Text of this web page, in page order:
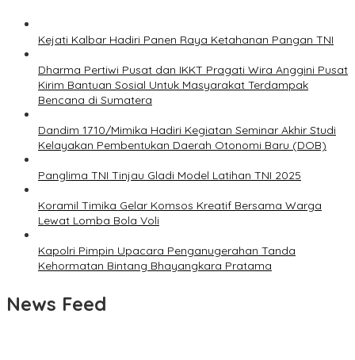
Kejati Kalbar Hadiri Panen Raya Ketahanan Pangan TNI
Dharma Pertiwi Pusat dan IKKT Pragati Wira Anggini Pusat
Kirim Bantuan Sosial Untuk Masyarakat Terdampak
Bencana di Sumatera
Dandim 1710/Mimika Hadiri Kegiatan Seminar Akhir Studi
Kelayakan Pembentukan Daerah Otonomi Baru (DOB)
Panglima TNI Tinjau Gladi Model Latihan TNI 2025
Koramil Timika Gelar Komsos Kreatif Bersama Warga
Lewat Lomba Bola Voli
Kapolri Pimpin Upacara Penganugerahan Tanda
Kehormatan Bintang Bhayangkara Pratama
News Feed